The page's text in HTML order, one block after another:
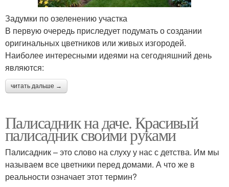
Задумки по озеленению участка
В первую очередь приследует подумать о создании
оригинальных цветников или живых изгородей.
Наиболее интересными идеями на сегодняшний день
являются:
читать дальше →
Палисадник на даче. Красивый
палисадник своими руками
Палисадник – это слово на слуху у нас с детства. Им мы
называем все цветники перед домами. А что же в
реальности означает этот термин?